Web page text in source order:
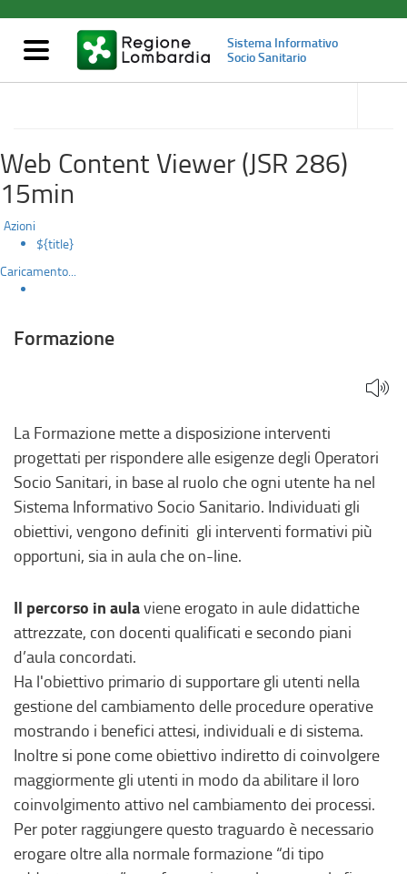
contenuto
principale
Formazione
Mostra/nascondi
navigazione
Sistema Informativo
Socio Sanitario
accedi
Web Content Viewer (JSR 286)
15min
Azioni
${title}
Caricamento...
Formazione
La Formazione mette a disposizione interventi
progettati per rispondere alle esigenze degli Operatori
Socio Sanitari, in base al ruolo che ogni utente ha nel
Sistema Informativo Socio Sanitario. Individuati gli
obiettivi, vengono definiti gli interventi formativi più
opportuni, sia in aula che on-line.
Il percorso in aulaviene erogato in aule didattiche
attrezzate, con docenti qualificati e secondo piani
d’aula concordati.
Ha l'obiettivo primario di supportare gli utenti nella
gestione del cambiamento delle procedure operative
mostrando i benefici attesi, individuali e di sistema.
Inoltre si pone come obiettivo indiretto di coinvolgere
maggiormente gli utenti in modo da abilitare il loro
coinvolgimento attivo nel cambiamento dei processi.
Per poter raggiungere questo traguardo è necessario
erogare oltre alla normale formazione “di tipo